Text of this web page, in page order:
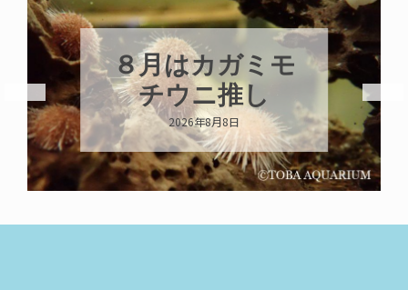
カガミモ
ニ推し
年8月8日
新発売！
キーホ
2026年8月8